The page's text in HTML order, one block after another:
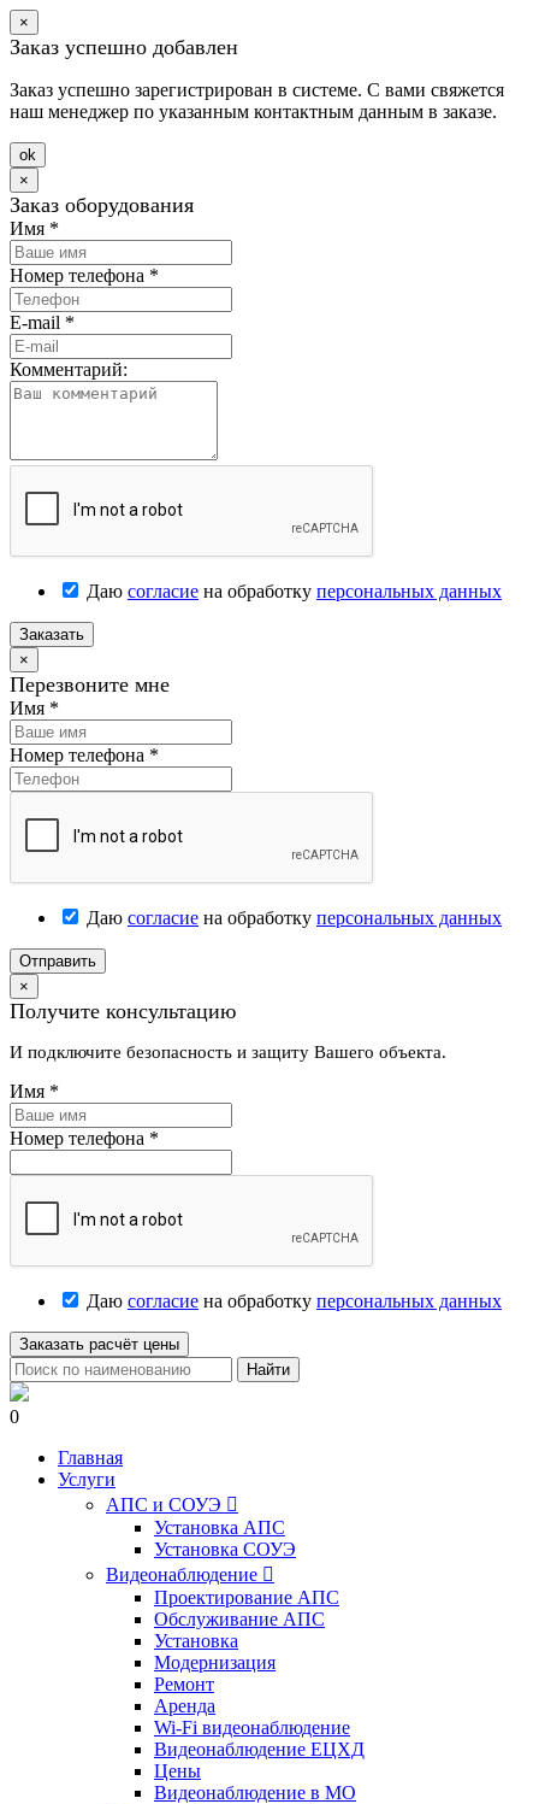
×
Заказ успешно добавлен
Заказ успешно зарегистрирован в системе. С вами свяжется
наш менеджер по указанным контактным данным в заказе.
оk
×
Заказ оборудования
Имя *
Номер телефона *
E-mail *
Комментарий:
Даю согласие на обработку персональных данных
Заказать
×
Перезвоните мне
Имя *
Номер телефона *
Даю согласие на обработку персональных данных
Отправить
×
Получите консультацию
И подключите безопасность и защиту Вашего объекта.
Имя *
Номер телефона *
Даю согласие на обработку персональных данных
Заказать расчёт цены
Найти
0
Главная
Услуги
АПС и СОУЭ 
Установка АПС
Установка СОУЭ
Видеонаблюдение 
Проектирование АПС
Обслуживание АПС
Установка
Модернизация
Ремонт
Аренда
Wi-Fi видеонаблюдение
Видеонаблюдение ЕЦХД
Цены
Видеонаблюдение в МО